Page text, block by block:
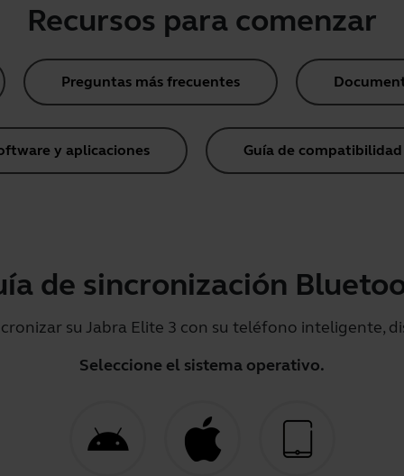
Recursos para comenzar
Preguntas más frecuentes
y aplicaciones Guía de compatibilidad
de sincronización
su Jabra Elite 3 con su teléfono inteligente,
Seleccione el sistema operativo.